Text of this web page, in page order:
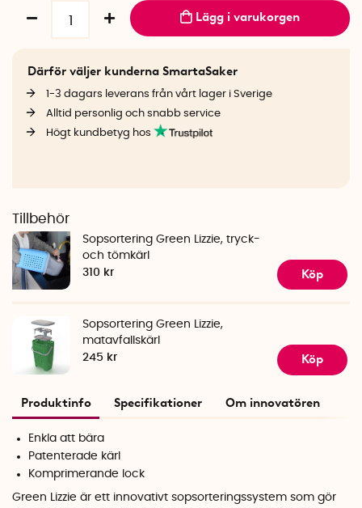
Lägg i varukorgen
Därför väljer kunderna SmartaSaker
1-3 dagars leverans från vårt lager i Sverige
Alltid personlig och snabb service
Högt kundbetyg hos
Tillbehör
Sopsortering Green Lizzie, tryck-
och tömkärl
310 kr
Köp
Sopsortering Green Lizzie,
matavfallskärl
245 kr
Köp
Produktinfo Specifikationer Om innovatören
Enkla att bära
Patenterade kärl
Komprimerande lock
Green Lizzie är ett innovativt sopsorteringssystem som gör